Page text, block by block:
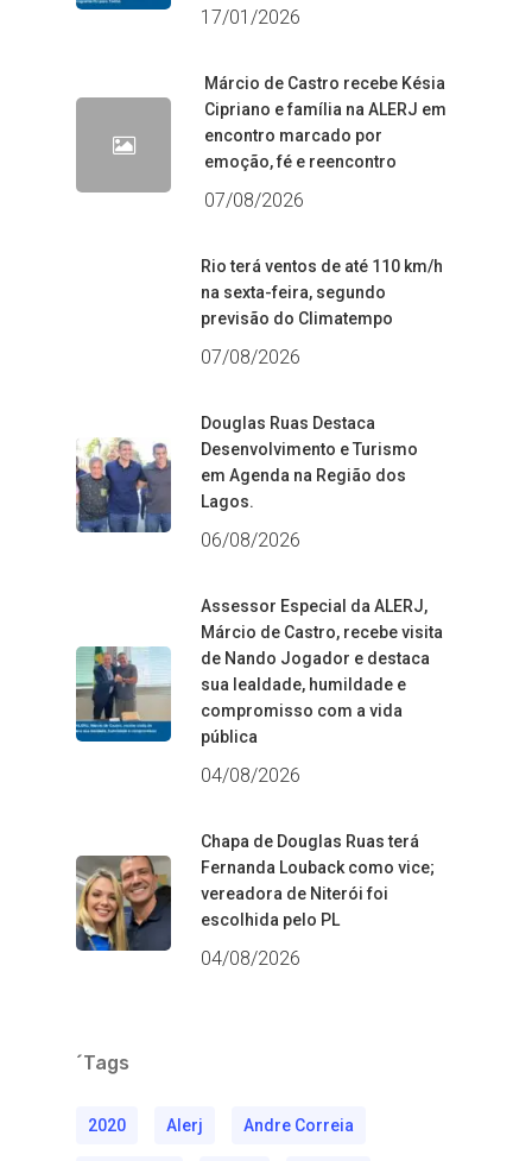
17/01/2026
Márcio de Castro recebe Késia
Cipriano e família na ALERJ em
encontro marcado por
emoção, fé e reencontro
07/08/2026
Rio terá ventos de até 110 km/h
na sexta-feira, segundo
previsão do Climatempo
07/08/2026
Douglas Ruas Destaca
Desenvolvimento e Turismo
em Agenda na Região dos
Lagos.
06/08/2026
Assessor Especial da ALERJ,
Márcio de Castro, recebe visita
de Nando Jogador e destaca
sua lealdade, humildade e
compromisso com a vida
pública
04/08/2026
Chapa de Douglas Ruas terá
Fernanda Louback como vice;
vereadora de Niterói foi
escolhida pelo PL
04/08/2026
´Tags
2020 Alerj Andre Correia